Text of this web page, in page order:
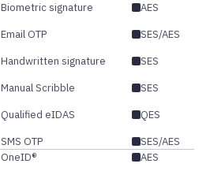
Biometric signature
AES
Email OTP
SES/AES
Handwritten signature
SES
Manual Scribble
SES
Qualified eIDAS
QES
SMS OTP
SES/AES
OneID®
AES